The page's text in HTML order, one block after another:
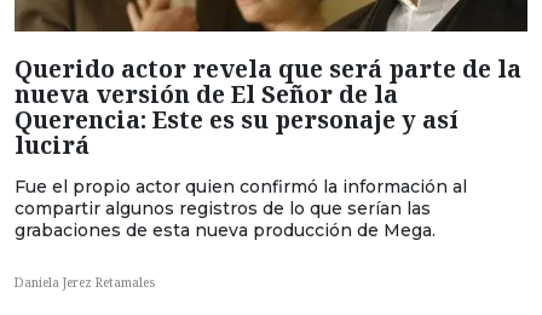
Querido actor revela que será parte de la
nueva versión de El Señor de la
Querencia: Este es su personaje y así
lucirá
Fue el propio actor quien confirmó la información al
compartir algunos registros de lo que serían las
grabaciones de esta nueva producción de Mega.
Daniela Jerez Retamales